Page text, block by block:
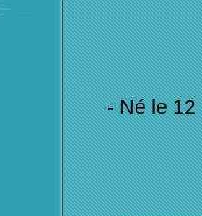
- Né le 12